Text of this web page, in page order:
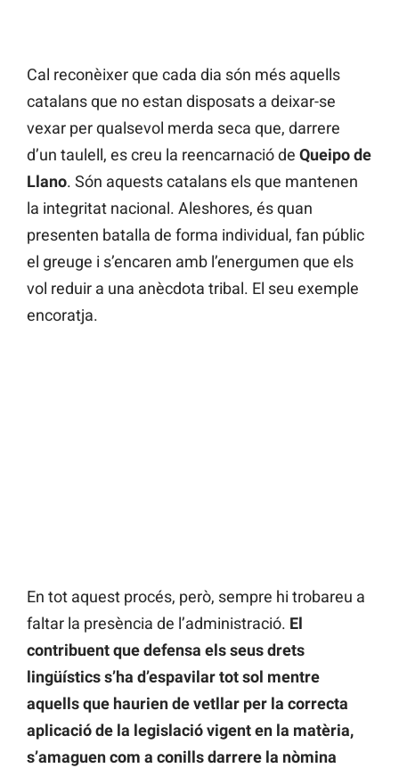
Cal reconèixer que cada dia són més aquells
catalans que no estan disposats a deixar-se
vexar per qualsevol merda seca que, darrere
d’un taulell, es creu la reencarnació de Queipo de
Llano. Són aquests catalans els que mantenen
la integritat nacional. Aleshores, és quan
presenten batalla de forma individual, fan públic
el greuge i s’encaren amb l’energumen que els
vol reduir a una anècdota tribal. El seu exemple
encoratja.
En tot aquest procés, però, sempre hi trobareu a
faltar la presència de l’administració. El
contribuent que defensa els seus drets
lingüístics s’ha d’espavilar tot sol mentre
aquells que haurien de vetllar per la correcta
aplicació de la legislació vigent en la matèria,
s’amaguen com a conills darrere la nòmina